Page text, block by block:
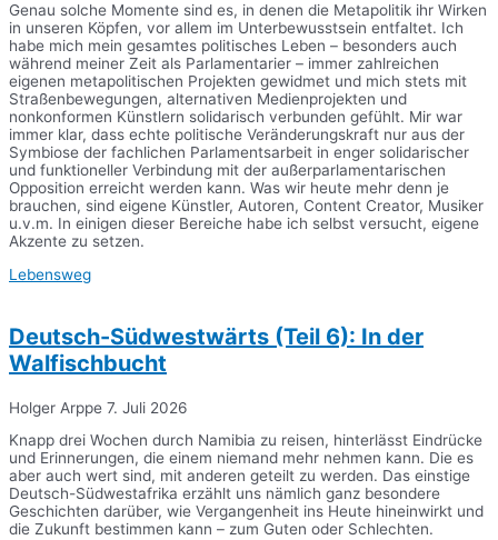
Genau solche Momente sind es, in denen die Metapolitik ihr Wirken
in unseren Köpfen, vor allem im Unterbewusstsein entfaltet. Ich
habe mich mein gesamtes politisches Leben – besonders auch
während meiner Zeit als Parlamentarier – immer zahlreichen
eigenen metapolitischen Projekten gewidmet und mich stets mit
Straßenbewegungen, alternativen Medienprojekten und
nonkonformen Künstlern solidarisch verbunden gefühlt. Mir war
immer klar, dass echte politische Veränderungskraft nur aus der
Symbiose der fachlichen Parlamentsarbeit in enger solidarischer
und funktioneller Verbindung mit der außerparlamentarischen
Opposition erreicht werden kann. Was wir heute mehr denn je
brauchen, sind eigene Künstler, Autoren, Content Creator, Musiker
u.v.m. In einigen dieser Bereiche habe ich selbst versucht, eigene
Akzente zu setzen.
Lebensweg
Deutsch-Südwestwärts (Teil 6): In der
Walfischbucht
Holger Arppe 7. Juli 2026
Knapp drei Wochen durch Namibia zu reisen, hinterlässt Eindrücke
und Erinnerungen, die einem niemand mehr nehmen kann. Die es
aber auch wert sind, mit anderen geteilt zu werden. Das einstige
Deutsch-Südwestafrika erzählt uns nämlich ganz besondere
Geschichten darüber, wie Vergangenheit ins Heute hineinwirkt und
die Zukunft bestimmen kann – zum Guten oder Schlechten.